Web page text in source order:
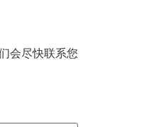
会尽快联系您